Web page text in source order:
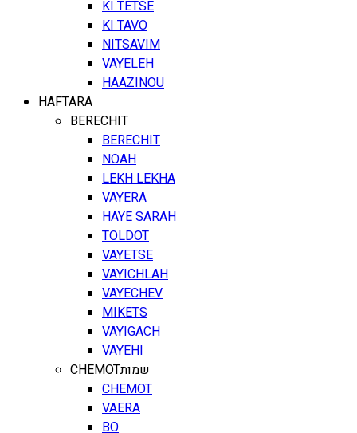
KI TETSE
KI TAVO
NITSAVIM
VAYELEH
HAAZINOU
HAFTARA
BERECHIT
BERECHIT
NOAH
LEKH LEKHA
VAYERA
HAYE SARAH
TOLDOT
VAYETSE
VAYICHLAH
VAYECHEV
MIKETS
VAYIGACH
VAYEHI
CHEMOTשמות
CHEMOT
VAERA
BO